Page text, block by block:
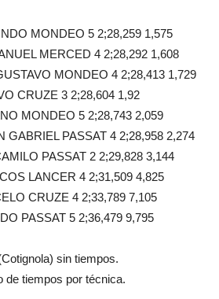
MONDEO 5 2;28,259 1,575
MERCED 4 2;28,292 1,608
MONDEO 4 2;28,413 1,729
CRUZE 3 2;28,604 1,92
MONDEO 5 2;28,743 2,059
GABRIEL PASSAT 4 2;28,958 2,274
PASSAT 2 2;29,828 3,144
LANCER 4 2;31,509 4,825
CRUZE 4 2;33,789 7,105
PASSAT 5 2;36,479 9,795
sin tiempos.
de tiempos por técnica.